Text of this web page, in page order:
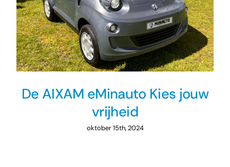
De AIXAM eMinauto Kies jouw
vrijheid
oktober 15th, 2024